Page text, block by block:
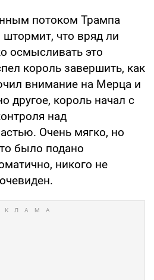
потоком Трампа
что вряд ли
осмысливать это
король завершить, как
внимание на Мерца и
другое, король начал с
над
Очень мягко, но
было подано
никого не